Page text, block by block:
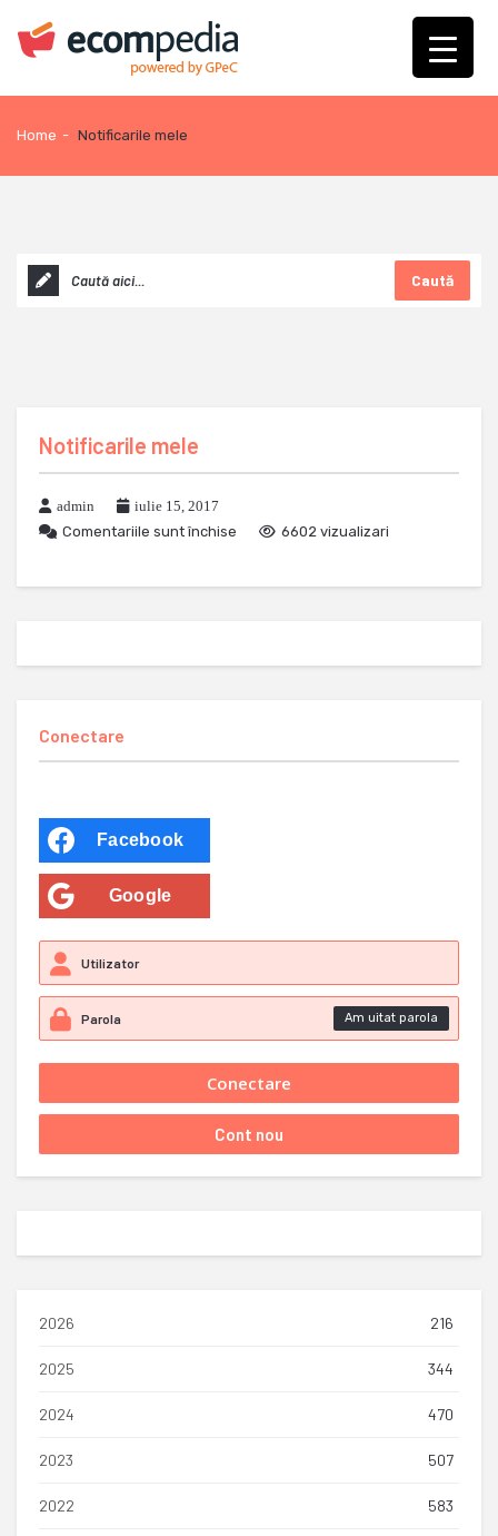
Home - Notificarile mele
Caută
Notificarile mele
admin
iulie 15, 2017
Comentariile sunt închise
6602 vizualizari
Conectare
Facebook
Google
Am uitat parola
2026 216
2025 344
2024 470
2023 507
2022 583